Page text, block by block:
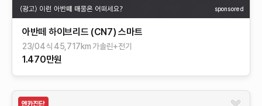
sponsored
아반떼 하이브리드 (CN7) 스마트
23/04식 45,717km 가솔린+전기
1.470만원